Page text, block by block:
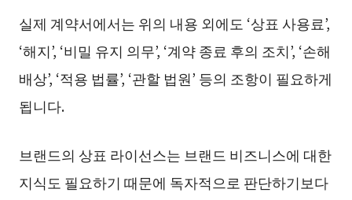
실제 계약서에서는 위의 내용 외에도 ‘상표 사용료’,
‘해지’, ‘비밀 유지 의무’, ‘계약 종료 후의 조치’, ‘손해
배상’, ‘적용 법률’, ‘관할 법원’ 등의 조항이 필요하게
됩니다.
브랜드의 상표 라이선스는 브랜드 비즈니스에 대한
지식도 필요하기 때문에 독자적으로 판단하기보다